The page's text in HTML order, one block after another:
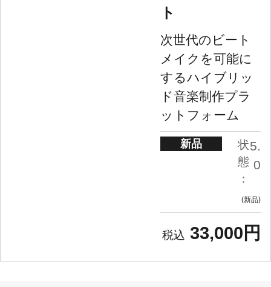
ト
次世代のビート
メイクを可能に
するハイブリッ
ド音楽制作プラ
ットフォーム
新品
状
態
：
5.
0
新品
33,000円